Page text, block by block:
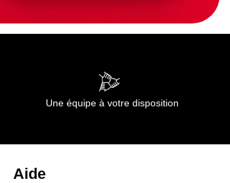
Une équipe à votre disposition
Aide